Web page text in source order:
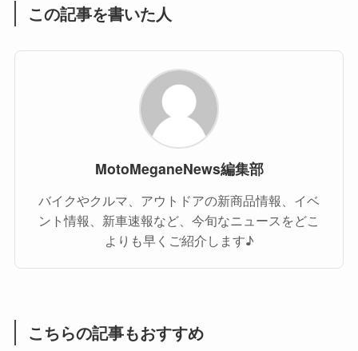
この記事を書いた人
MotoMeganeNews編集部
バイクやクルマ、アウトドアの新商品情報、イベ
ント情報、新車速報など、今旬なニュースをどこ
よりも早くご紹介します♪
こちらの記事もおすすめ